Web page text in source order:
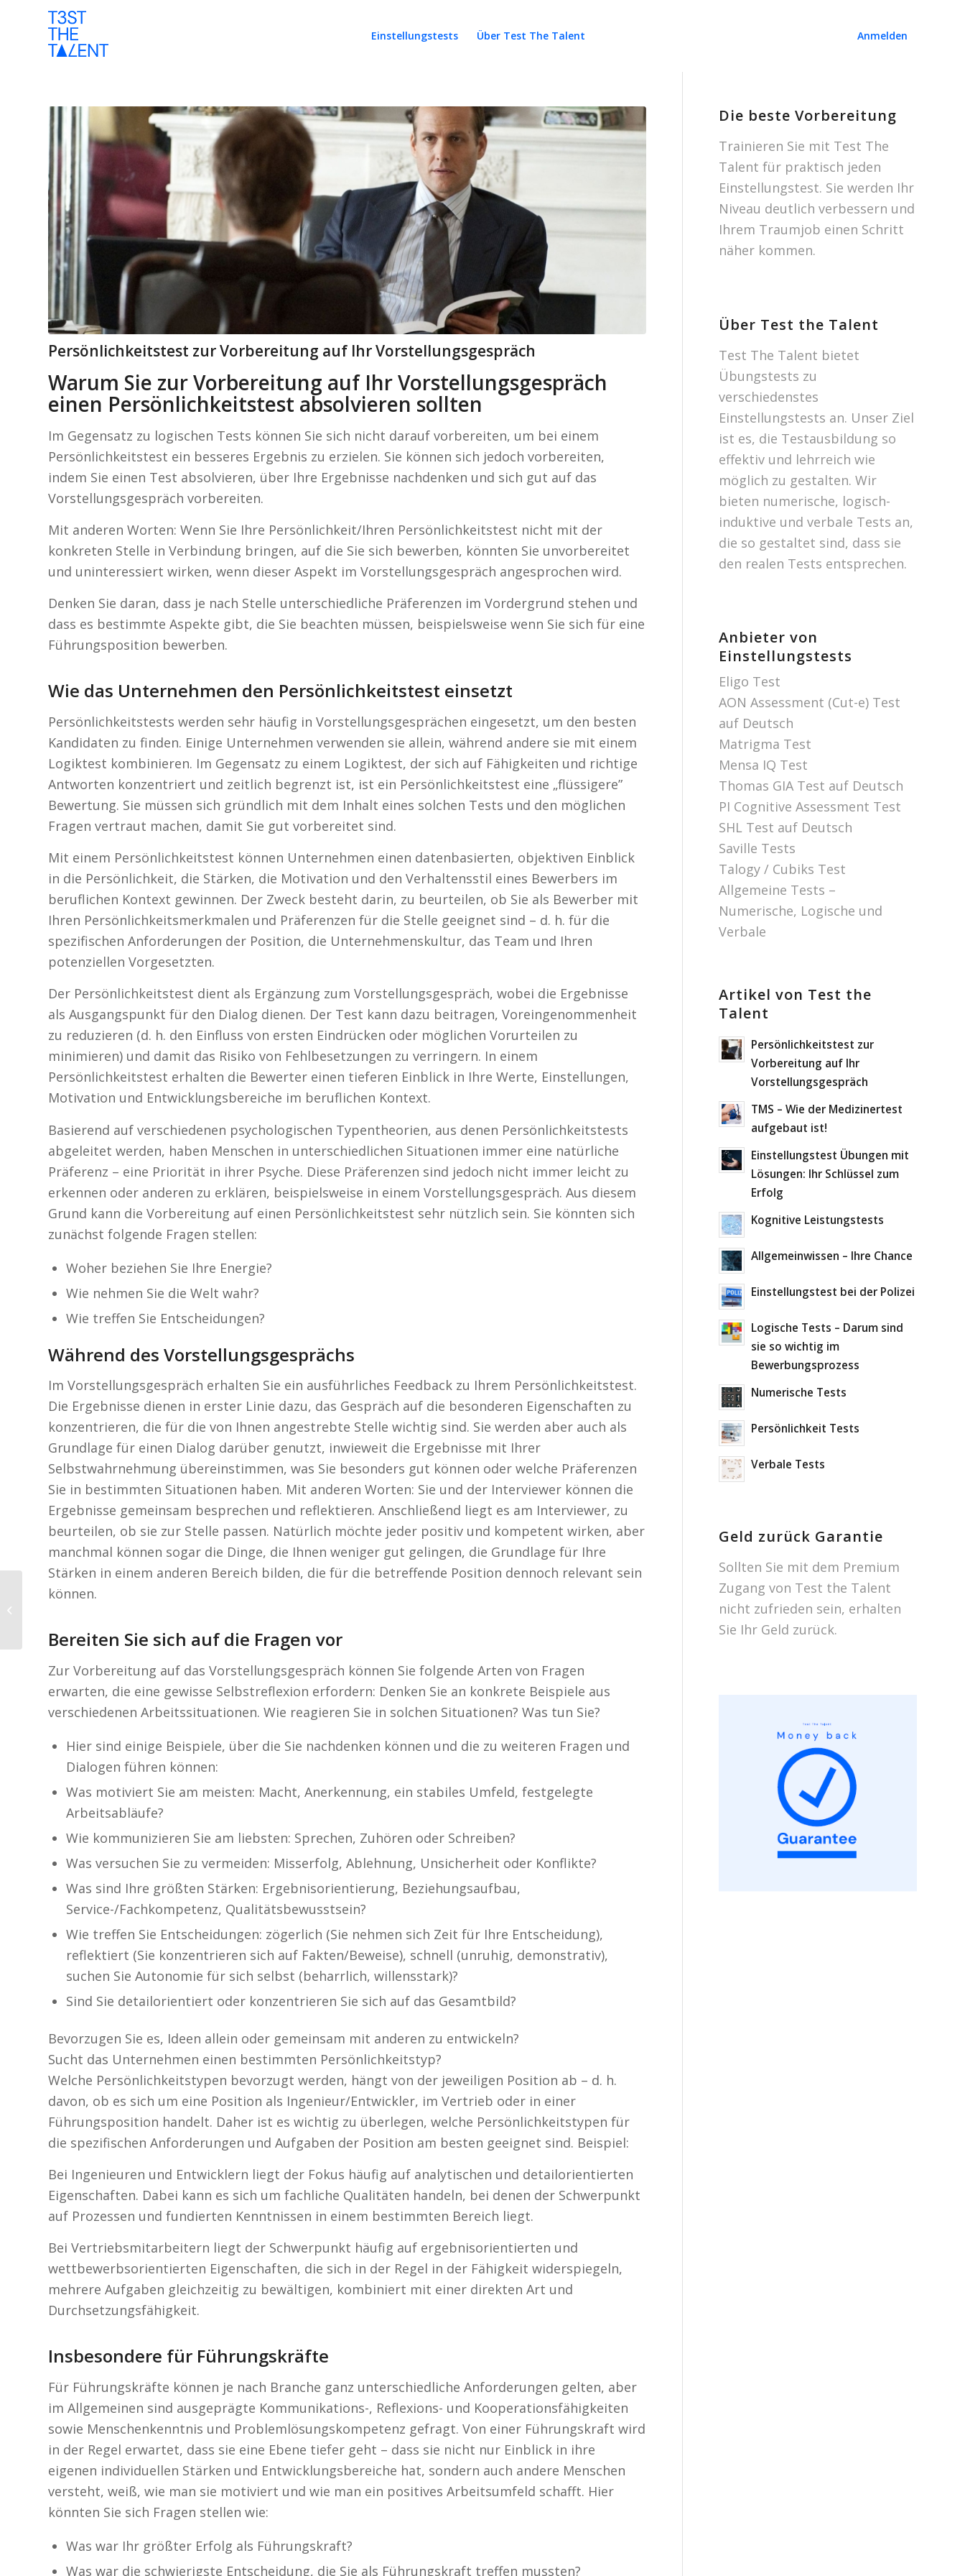
Einstellungstests Über Test The Talent Anmelden
Persönlichkeitstest zur Vorbereitung auf Ihr Vorstellungsgespräch
Warum Sie zur Vorbereitung auf Ihr Vorstellungsgespräch
einen Persönlichkeitstest absolvieren sollten
Im Gegensatz zu logischen Tests können Sie sich nicht darauf vorbereiten, um bei einem
Persönlichkeitstest ein besseres Ergebnis zu erzielen. Sie können sich jedoch vorbereiten,
indem Sie einen Test absolvieren, über Ihre Ergebnisse nachdenken und sich gut auf das
Vorstellungsgespräch vorbereiten.
Mit anderen Worten: Wenn Sie Ihre Persönlichkeit/Ihren Persönlichkeitstest nicht mit der
konkreten Stelle in Verbindung bringen, auf die Sie sich bewerben, könnten Sie unvorbereitet
und uninteressiert wirken, wenn dieser Aspekt im Vorstellungsgespräch angesprochen wird.
Denken Sie daran, dass je nach Stelle unterschiedliche Präferenzen im Vordergrund stehen und
dass es bestimmte Aspekte gibt, die Sie beachten müssen, beispielsweise wenn Sie sich für eine
Führungsposition bewerben.
Wie das Unternehmen den Persönlichkeitstest einsetzt
Persönlichkeitstests werden sehr häufig in Vorstellungsgesprächen eingesetzt, um den besten
Kandidaten zu finden. Einige Unternehmen verwenden sie allein, während andere sie mit einem
Logiktest kombinieren. Im Gegensatz zu einem Logiktest, der sich auf Fähigkeiten und richtige
Antworten konzentriert und zeitlich begrenzt ist, ist ein Persönlichkeitstest eine „flüssigere”
Bewertung. Sie müssen sich gründlich mit dem Inhalt eines solchen Tests und den möglichen
Fragen vertraut machen, damit Sie gut vorbereitet sind.
Mit einem Persönlichkeitstest können Unternehmen einen datenbasierten, objektiven Einblick
in die Persönlichkeit, die Stärken, die Motivation und den Verhaltensstil eines Bewerbers im
beruflichen Kontext gewinnen. Der Zweck besteht darin, zu beurteilen, ob Sie als Bewerber mit
Ihren Persönlichkeitsmerkmalen und Präferenzen für die Stelle geeignet sind – d. h. für die
spezifischen Anforderungen der Position, die Unternehmenskultur, das Team und Ihren
potenziellen Vorgesetzten.
Der Persönlichkeitstest dient als Ergänzung zum Vorstellungsgespräch, wobei die Ergebnisse
als Ausgangspunkt für den Dialog dienen. Der Test kann dazu beitragen, Voreingenommenheit
zu reduzieren (d. h. den Einfluss von ersten Eindrücken oder möglichen Vorurteilen zu
minimieren) und damit das Risiko von Fehlbesetzungen zu verringern. In einem
Persönlichkeitstest erhalten die Bewerter einen tieferen Einblick in Ihre Werte, Einstellungen,
Motivation und Entwicklungsbereiche im beruflichen Kontext.
Basierend auf verschiedenen psychologischen Typentheorien, aus denen Persönlichkeitstests
abgeleitet werden, haben Menschen in unterschiedlichen Situationen immer eine natürliche
Präferenz – eine Priorität in ihrer Psyche. Diese Präferenzen sind jedoch nicht immer leicht zu
erkennen oder anderen zu erklären, beispielsweise in einem Vorstellungsgespräch. Aus diesem
Grund kann die Vorbereitung auf einen Persönlichkeitstest sehr nützlich sein. Sie könnten sich
zunächst folgende Fragen stellen:
Woher beziehen Sie Ihre Energie?
Wie nehmen Sie die Welt wahr?
Wie treffen Sie Entscheidungen?
Während des Vorstellungsgesprächs
Im Vorstellungsgespräch erhalten Sie ein ausführliches Feedback zu Ihrem Persönlichkeitstest.
Die Ergebnisse dienen in erster Linie dazu, das Gespräch auf die besonderen Eigenschaften zu
konzentrieren, die für die von Ihnen angestrebte Stelle wichtig sind. Sie werden aber auch als
Grundlage für einen Dialog darüber genutzt, inwieweit die Ergebnisse mit Ihrer
Selbstwahrnehmung übereinstimmen, was Sie besonders gut können oder welche Präferenzen
Sie in bestimmten Situationen haben. Mit anderen Worten: Sie und der Interviewer können die
Ergebnisse gemeinsam besprechen und reflektieren. Anschließend liegt es am Interviewer, zu
beurteilen, ob sie zur Stelle passen. Natürlich möchte jeder positiv und kompetent wirken, aber
manchmal können sogar die Dinge, die Ihnen weniger gut gelingen, die Grundlage für Ihre
Stärken in einem anderen Bereich bilden, die für die betreffende Position dennoch relevant sein
können.
Bereiten Sie sich auf die Fragen vor
Zur Vorbereitung auf das Vorstellungsgespräch können Sie folgende Arten von Fragen
erwarten, die eine gewisse Selbstreflexion erfordern: Denken Sie an konkrete Beispiele aus
verschiedenen Arbeitssituationen. Wie reagieren Sie in solchen Situationen? Was tun Sie?
Hier sind einige Beispiele, über die Sie nachdenken können und die zu weiteren Fragen und
Dialogen führen können:
Was motiviert Sie am meisten: Macht, Anerkennung, ein stabiles Umfeld, festgelegte
Arbeitsabläufe?
Wie kommunizieren Sie am liebsten: Sprechen, Zuhören oder Schreiben?
Was versuchen Sie zu vermeiden: Misserfolg, Ablehnung, Unsicherheit oder Konflikte?
Was sind Ihre größten Stärken: Ergebnisorientierung, Beziehungsaufbau,
Service-/Fachkompetenz, Qualitätsbewusstsein?
Wie treffen Sie Entscheidungen: zögerlich (Sie nehmen sich Zeit für Ihre Entscheidung),
reflektiert (Sie konzentrieren sich auf Fakten/Beweise), schnell (unruhig, demonstrativ),
suchen Sie Autonomie für sich selbst (beharrlich, willensstark)?
Sind Sie detailorientiert oder konzentrieren Sie sich auf das Gesamtbild?
Bevorzugen Sie es, Ideen allein oder gemeinsam mit anderen zu entwickeln?
Sucht das Unternehmen einen bestimmten Persönlichkeitstyp?
Welche Persönlichkeitstypen bevorzugt werden, hängt von der jeweiligen Position ab – d. h.
davon, ob es sich um eine Position als Ingenieur/Entwickler, im Vertrieb oder in einer
Führungsposition handelt. Daher ist es wichtig zu überlegen, welche Persönlichkeitstypen für
die spezifischen Anforderungen und Aufgaben der Position am besten geeignet sind. Beispiel:
Bei Ingenieuren und Entwicklern liegt der Fokus häufig auf analytischen und detailorientierten
Eigenschaften. Dabei kann es sich um fachliche Qualitäten handeln, bei denen der Schwerpunkt
auf Prozessen und fundierten Kenntnissen in einem bestimmten Bereich liegt.
Bei Vertriebsmitarbeitern liegt der Schwerpunkt häufig auf ergebnisorientierten und
wettbewerbsorientierten Eigenschaften, die sich in der Regel in der Fähigkeit widerspiegeln,
mehrere Aufgaben gleichzeitig zu bewältigen, kombiniert mit einer direkten Art und
Durchsetzungsfähigkeit.
Insbesondere für Führungskräfte
Für Führungskräfte können je nach Branche ganz unterschiedliche Anforderungen gelten, aber
im Allgemeinen sind ausgeprägte Kommunikations-, Reflexions- und Kooperationsfähigkeiten
sowie Menschenkenntnis und Problemlösungskompetenz gefragt. Von einer Führungskraft wird
in der Regel erwartet, dass sie eine Ebene tiefer geht – dass sie nicht nur Einblick in ihre
eigenen individuellen Stärken und Entwicklungsbereiche hat, sondern auch andere Menschen
versteht, weiß, wie man sie motiviert und wie man ein positives Arbeitsumfeld schafft. Hier
könnten Sie sich Fragen stellen wie:
Was war Ihr größter Erfolg als Führungskraft?
Was war die schwierigste Entscheidung, die Sie als Führungskraft treffen mussten?
Die beste Vorbereitung
Trainieren Sie mit Test The
Talent für praktisch jeden
Einstellungstest. Sie werden Ihr
Niveau deutlich verbessern und
Ihrem Traumjob einen Schritt
näher kommen.
Über Test the Talent
Test The Talent bietet
Übungstests zu
verschiedenstes
Einstellungstests an. Unser Ziel
ist es, die Testausbildung so
effektiv und lehrreich wie
möglich zu gestalten. Wir
bieten numerische, logisch-
induktive und verbale Tests an,
die so gestaltet sind, dass sie
den realen Tests entsprechen.
Anbieter von
Einstellungstests
Eligo Test
AON Assessment (Cut-e) Test
auf Deutsch
Matrigma Test
Mensa IQ Test
Thomas GIA Test auf Deutsch
PI Cognitive Assessment Test
SHL Test auf Deutsch
Saville Tests
Talogy / Cubiks Test
Allgemeine Tests –
Numerische, Logische und
Verbale
Artikel von Test the
Talent
Persönlichkeitstest zur
Vorbereitung auf Ihr
Vorstellungsgespräch
TMS – Wie der Medizinertest
aufgebaut ist!
Einstellungstest Übungen mit
Lösungen: Ihr Schlüssel zum
Erfolg
Kognitive Leistungstests
Allgemeinwissen – Ihre Chance
Einstellungstest bei der Polizei
Logische Tests – Darum sind
sie so wichtig im
Bewerbungsprozess
Numerische Tests
Persönlichkeit Tests
Verbale Tests
Geld zurück Garantie
Sollten Sie mit dem Premium
Zugang von Test the Talent
nicht zufrieden sein, erhalten
Sie Ihr Geld zurück.